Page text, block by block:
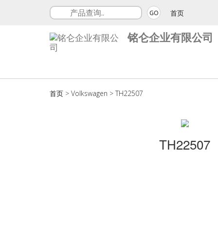
GO 首页
铭仑企业有限公司
首页 > Volkswagen > TH22507
TH22507